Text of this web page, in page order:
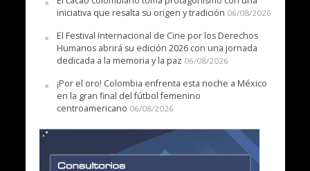
iniciativa que resalta su origen y tradición 06/08/2026
El Festival Internacional de Cine por los Derechos
Humanos abrirá su edición 2026 con una jornada
dedicada a la memoria y la paz 06/08/2026
¡Por el oro! Colombia enfrenta esta noche a México
en la gran final del fútbol femenino
centroamericano 06/08/2026